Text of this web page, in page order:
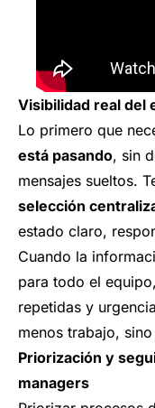
Visibilidad real del
Lo primero que
está pasando, sin
mensajes sueltos.
selección
estado claro,
Cuando la
para todo el
repetidas y
menos trabajo,
Priorización y
managers